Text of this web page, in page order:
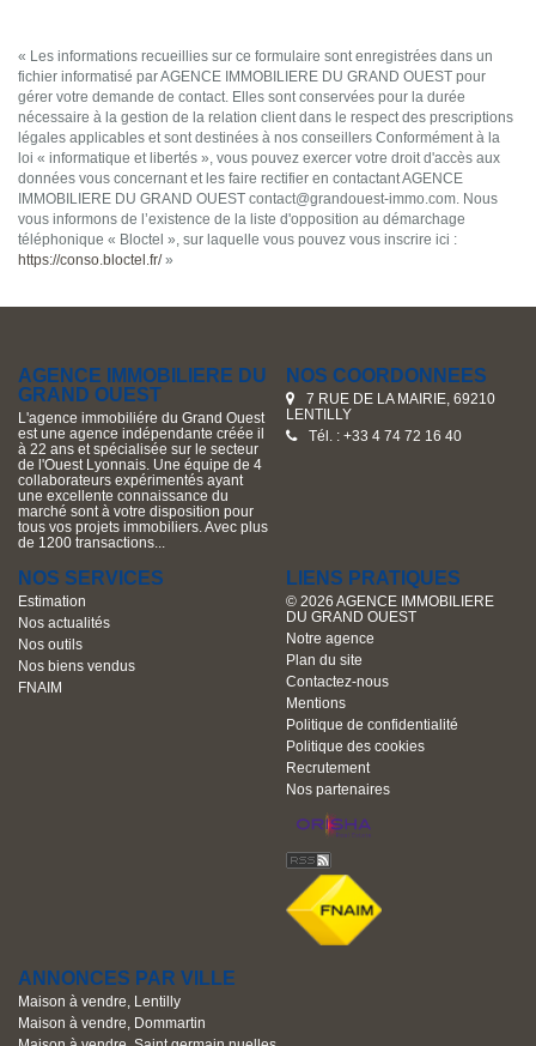
« Les informations recueillies sur ce formulaire sont enregistrées dans un
fichier informatisé par AGENCE IMMOBILIERE DU GRAND OUEST pour
gérer votre demande de contact. Elles sont conservées pour la durée
nécessaire à la gestion de la relation client dans le respect des prescriptions
légales applicables et sont destinées à nos conseillers Conformément à la
loi « informatique et libertés », vous pouvez exercer votre droit d'accès aux
données vous concernant et les faire rectifier en contactant AGENCE
IMMOBILIERE DU GRAND OUEST contact@grandouest-immo.com. Nous
vous informons de l’existence de la liste d'opposition au démarchage
téléphonique « Bloctel », sur laquelle vous pouvez vous inscrire ici :
https://conso.bloctel.fr/»
AGENCE IMMOBILIERE DU
GRAND OUEST
L'agence immobiliére du Grand Ouest
est une agence indépendante créée il
à 22 ans et spécialisée sur le secteur
de l'Ouest Lyonnais. Une équipe de 4
collaborateurs expérimentés ayant
une excellente connaissance du
marché sont à votre disposition pour
tous vos projets immobiliers. Avec plus
de 1200 transactions...
NOS COORDONNÉES
7 RUE DE LA MAIRIE, 69210
LENTILLY
Tél. : +33 4 74 72 16 40
NOS SERVICES
Estimation
Nos actualités
Nos outils
Nos biens vendus
FNAIM
LIENS PRATIQUES
© 2026 AGENCE IMMOBILIERE
DU GRAND OUEST
Notre agence
Plan du site
Contactez-nous
Mentions
Politique de confidentialité
Politique des cookies
Recrutement
Nos partenaires
ANNONCES PAR VILLE
Maison à vendre, Lentilly
Maison à vendre, Dommartin